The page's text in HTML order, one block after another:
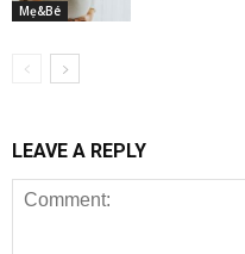
Mẹ&Bé
LEAVE A REPLY